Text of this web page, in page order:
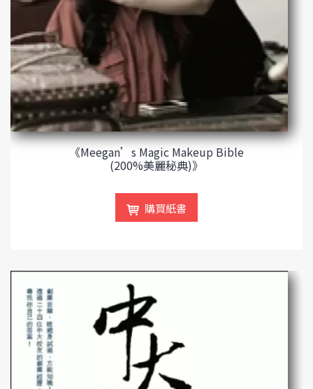
《Meegan’s Magic Makeup Bible
(200%美麗秘典)》
購買紙書